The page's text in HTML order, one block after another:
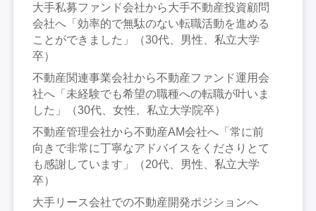
大手私募ファンド会社から大手不動産投資顧問
会社へ「効率的で無駄のない転職活動を進める
ことができました」（30代、男性、私立大学
卒）
不動産関連事業会社から不動産ファンド運用会
社へ「未経験でも希望の職種への転職が叶いま
した」（30代、女性、私立大学院卒）
不動産管理会社から不動産AM会社へ「常に前
向きで非常に丁寧なアドバイスをくださりとて
も感謝しています」（20代、男性、私立大学
卒）
大手リース会社での不動産開発ポジションへ